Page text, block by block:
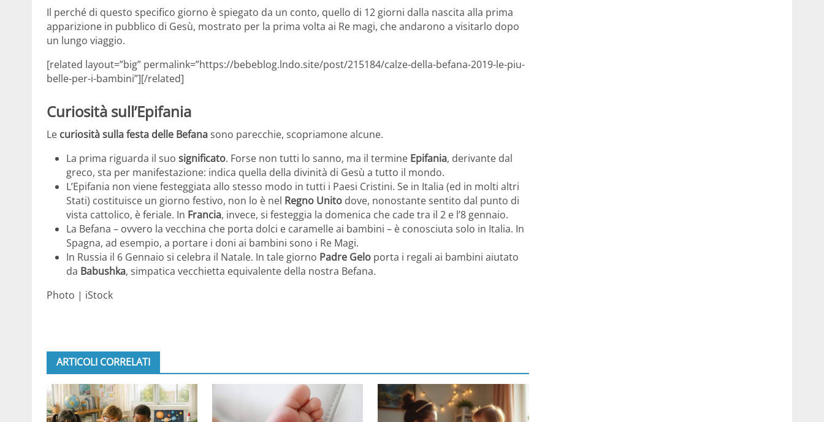
Il perché di questo specifico giorno è spiegato da un conto, quello di 12 giorni dalla nascita alla prima
apparizione in pubblico di Gesù, mostrato per la prima volta ai Re magi, che andarono a visitarlo dopo
un lungo viaggio.
[related layout=”big” permalink=”https://bebeblog.lndo.site/post/215184/calze-della-befana-2019-le-piu-
belle-per-i-bambini”][/related]
Curiosità sull’Epifania
Le curiosità sulla festa delle Befanasono parecchie, scopriamone alcune.
La prima riguarda il suo significato. Forse non tutti lo sanno, ma il termine Epifania, derivante dal
greco, sta per manifestazione: indica quella della divinità di Gesù a tutto il mondo.
L’Epifania non viene festeggiata allo stesso modo in tutti i Paesi Cristini. Se in Italia (ed in molti altri
Stati) costituisce un giorno festivo, non lo è nel Regno Unito dove, nonostante sentito dal punto di
vista cattolico, è feriale. In Francia, invece, si festeggia la domenica che cade tra il 2 e l’8 gennaio.
La Befana – ovvero la vecchina che porta dolci e caramelle ai bambini – è conosciuta solo in Italia. In
Spagna, ad esempio, a portare i doni ai bambini sono i Re Magi.
In Russia il 6 Gennaio si celebra il Natale. In tale giorno Padre Gelo porta i regali ai bambini aiutato
da Babushka, simpatica vecchietta equivalente della nostra Befana.
Photo | iStock
ARTICOLI CORRELATI